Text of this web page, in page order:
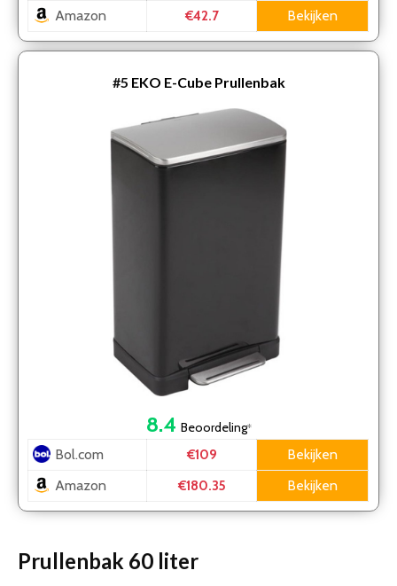
Amazon €42.7 Bekijken
#5 EKO E-Cube Prullenbak
8.4 Beoordeling*
Bol.com €109
Bekijken
Amazon
€180.35 Bekijken
Prullenbak 60 liter